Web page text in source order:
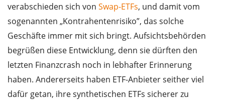
verabschieden sich von Swap-ETFs, und damit vom
sogenannten „Kontrahentenrisiko”, das solche
Geschäfte immer mit sich bringt. Aufsichtsbehörden
begrüßen diese Entwicklung, denn sie dürften den
letzten Finanzcrash noch in lebhafter Erinnerung
haben. Andererseits haben ETF-Anbieter seither viel
dafür getan, ihre synthetischen ETFs sicherer zu